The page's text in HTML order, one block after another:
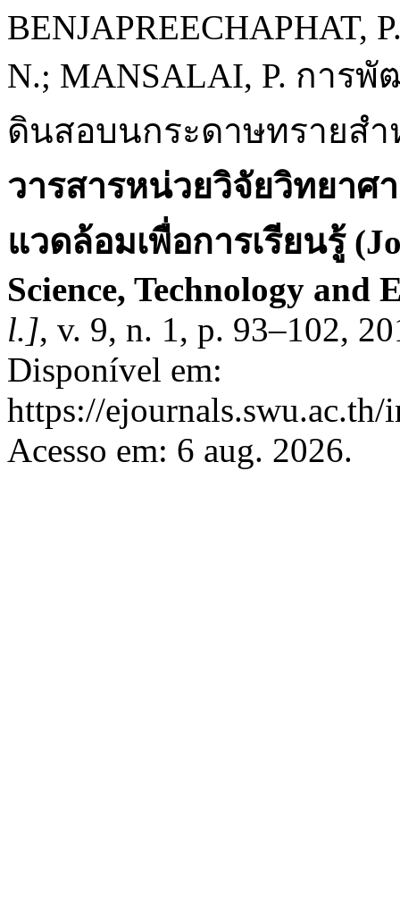
BENJAPREECHAPHAT,
N.; MANSALAI, P. การ
ดินสอบนกระดาษทรายส
วารสารหน่วยวิจัยวิทยาศ
แวดล้อมเพื่อการเรียนรู้
Science, Technology
l.], v. 9, n. 1, p. 93–102,
Disponível em:
https://
Acesso em: 6 aug. 2026.